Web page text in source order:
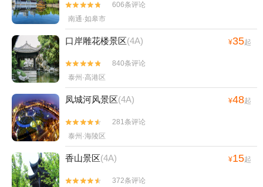


606条评论
南通·如皋市
口岸雕花楼景区(4A) ¥35起


840条评论
泰州·高港区
凤城河风景区(4A) ¥48起


281条评论
泰州·海陵区
香山景区(4A) ¥15起

 372条评论